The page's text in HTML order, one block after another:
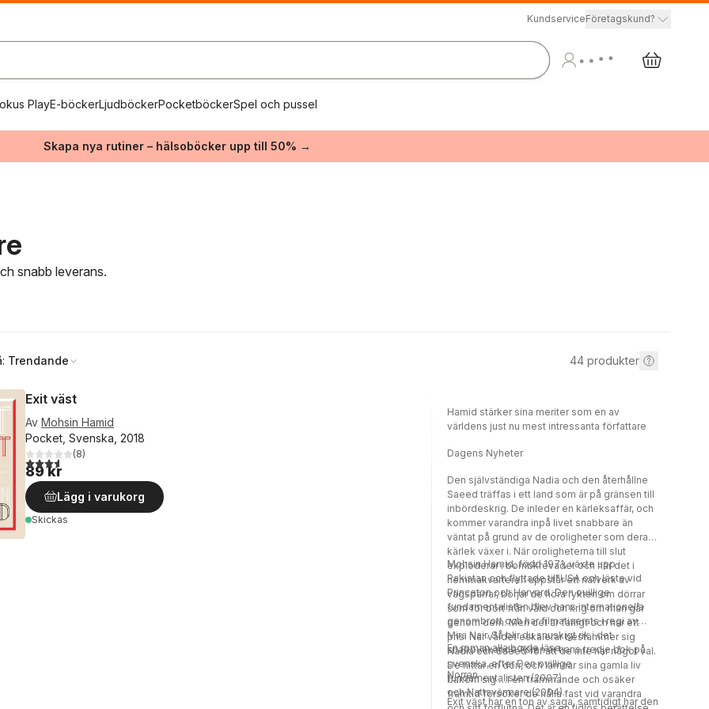
KundserviceFöretagskund?
PlayE-böckerLjudböckerPocketböckerSpel och pussel
Skapa nya rutiner – hälsoböcker upp till 50% →
snabb leverans.
Trendande 44 produkter
Exit väst
Av Mohsin Hamid
Pocket, Svenska, 2018
3,6utav 5 stjärnor. Totalt antal röster:
(8)
89 kr
Lägg i varukorg
Skickas
Hamid stärker sina meriter som en av
världens just nu mest intressanta författare
Dagens Nyheter
Den självständiga Nadia och den återhållne
Saeed träffas i ett land som är på gränsen till
inbördeskrig. De inleder en kärleksaffär, och
kommer varandra inpå livet snabbare än
väntat på grund av de oroligheter som deras
kärlek växer i. När oroligheterna till slut
exploderar i bombkrevader och när det i
hemmakvarteren uppstår ett nätverk av
vägspärrar, börjar de höra rykten om dörrar
som för bort från våld och krig om man går
genom dem. Men det är farligt och har ett
pris. När våldet eskalerar bestämmer sig
Nadia och Saeed för att de inte har något val.
De hittar en dörr, och lämnar sina gamla liv
bakom sig …I en främmande och osäker
framtid försöker de hålla fast vid varandra
Mohsin Hamid, född 1971, växte upp i
Pakistan och flyttade till USA och läste vid
Princeton och Harvard. Den ovillige
fundamentalisten blev hans internationella
genombrott och har filmatiserats i regi av
Mira Nair. Så blir du snuskigt rik i det
snabbväxande Asien är hans tredje bok på
svenska, efter Den ovillige
fundamentalisten (2007)
och Nattsvärmare (2004).
En roman alla borde läsa
Norran
Exit väst har en ton av saga, samtidigt har den